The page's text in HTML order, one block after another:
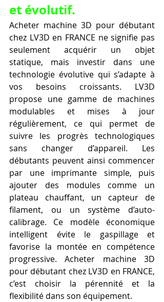
et évolutif.
Acheter machine 3D pour débutant
chez LV3D en FRANCE ne signifie pas
seulement acquérir un objet
statique, mais investir dans une
technologie évolutive qui s’adapte à
vos besoins croissants. LV3D
propose une gamme de machines
modulables et mises à jour
régulièrement, ce qui permet de
suivre les progrès technologiques
sans changer d’appareil. Les
débutants peuvent ainsi commencer
par une imprimante simple, puis
ajouter des modules comme un
plateau chauffant, un capteur de
filament, ou un système d’auto-
calibrage. Ce modèle économique
intelligent évite le gaspillage et
favorise la montée en compétence
progressive. Acheter machine 3D
pour débutant chez LV3D en FRANCE,
c’est choisir la pérennité et la
flexibilité dans son équipement.